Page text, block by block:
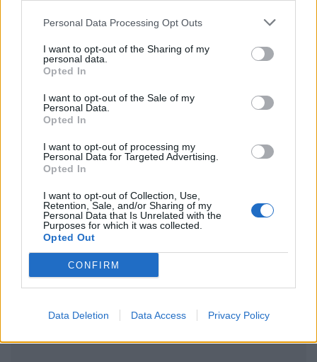
Personal Data Processing Opt Outs
I want to opt-out of the Sharing of my
personal data.
Opted In
I want to opt-out of the Sale of my
Personal Data.
Opted In
I want to opt-out of processing my
Personal Data for Targeted Advertising.
Opted In
I want to opt-out of Collection, Use,
Retention, Sale, and/or Sharing of my
Personal Data that Is Unrelated with the
Purposes for which it was collected.
Opted Out
CONFIRM
Data Deletion Data Access Privacy Policy
Ακολουθήστε το Pink.gr στοGoogle Newsκαι
μάθετε πρώτοι
Ακολουθήστε το Pink.gr και στοInstagram
ΔΙΑΦΗΜΙΣΗ